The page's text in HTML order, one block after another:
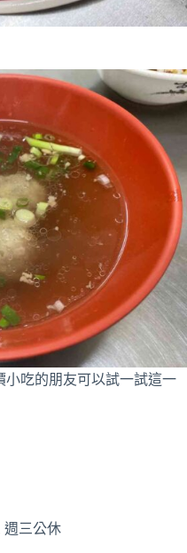
小吃的朋友可以試一試這一
週三公休